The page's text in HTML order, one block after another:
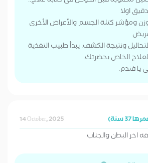
اولا
ومؤشر كتلة الجسم والأعراض الأخرى
ونتيجة الكشف. يبدأ طبيب التغذية
الخاص بحضرتك.
يا فندم.
سنة) 14 October, 2025
البطن والجناب